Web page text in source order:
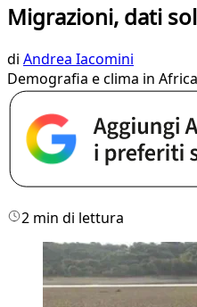
Migrazioni, dati
di Andrea Iacomini
Demografia e clima in
2 min di lettura